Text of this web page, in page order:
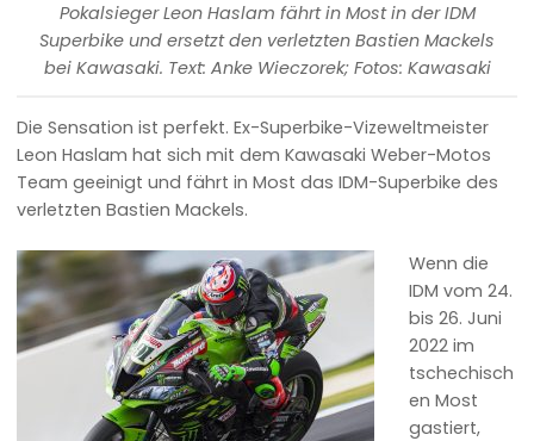
Pokalsieger Leon Haslam fährt in Most in der IDM
Superbike und ersetzt den verletzten Bastien Mackels
bei Kawasaki. Text: Anke Wieczorek; Fotos: Kawasaki
Die Sensation ist perfekt. Ex-Superbike-Vizeweltmeister
Leon Haslam hat sich mit dem Kawasaki Weber-Motos
Team geeinigt und fährt in Most das IDM-Superbike des
verletzten Bastien Mackels.
Wenn die
IDM vom 24.
bis 26. Juni
2022 im
tschechisch
en Most
gastiert,